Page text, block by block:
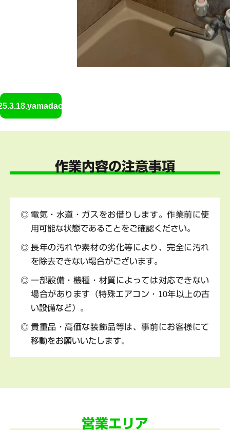
作業内容の注意事項
電気・水道・ガスをお借りします。作業前に使
用可能な状態であることをご確認ください。
長年の汚れや素材の劣化等により、完全に汚れ
を除去できない場合がございます。
一部設備・機種・材質によっては対応できない
場合があります（特殊エアコン・10年以上の古
い設備など）。
貴重品・高価な装飾品等は、事前にお客様にて
移動をお願いいたします。
営業エリア